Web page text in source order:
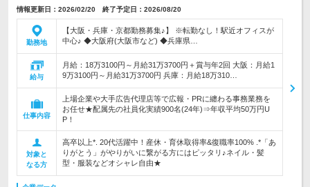
情報更新日：2026/02/20 終了予定日：2026/08/20
勤務地
【大阪・兵庫・京都勤務募集♪】 ※転勤なし！駅近オフィスが
中心♪ ◆大阪府(大阪市など) ◆兵庫県…
給与
月給：18万3100円～月給31万3700円＋賞与年2回 大阪：月給1
9万3100円～月給31万3700円 兵庫：月給18万310…
仕事内容
上場企業や大手広告代理店等で広報・PRに纏わる事務業務を
お任せ★配属先の社員化実績900名(24年)⇒年収平均50万円U
P！
対象と
なる方
高卒以上*. 20代活躍中！産休・育休取得率&復職率100% .*「あ
りがとう」がやりがいに繋がる方にはピッタリ♪ネイル・髪
型・服装などオシャレ自由★